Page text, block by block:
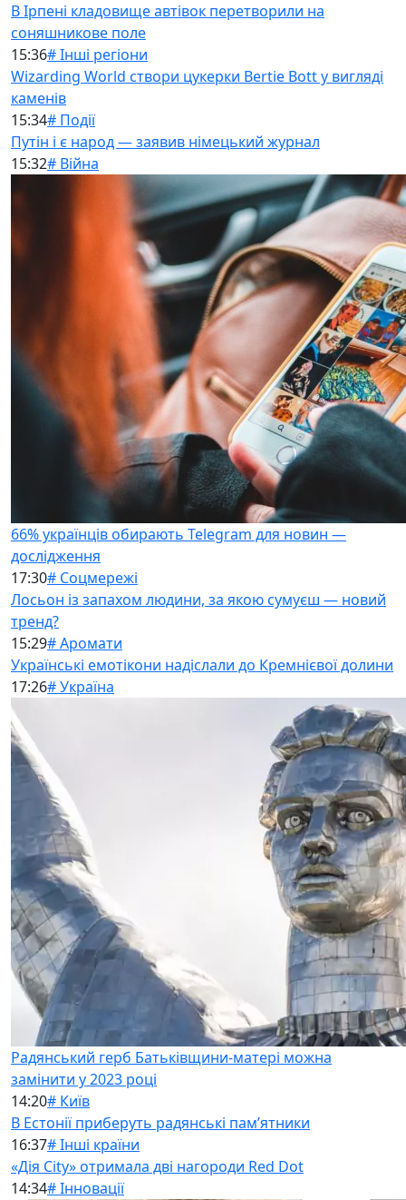
В Ірпені кладовище автівок перетворили на
соняшникове поле
15:36# Інші регіони
Wizarding World створи цукерки Bertie Bott у вигляді
каменів
15:34# Події
Путін і є народ — заявив німецький журнал
15:32# Війна
66% українців обирають Telegram для новин —
дослідження
17:30# Соцмережі
Лосьон із запахом людини, за якою сумуєш — новий
тренд?
15:29# Аромати
Українські емотікони надіслали до Кремнієвої долини
17:26# Україна
Радянський герб Батьківщини-матері можна
замінити у 2023 році
14:20# Київ
В Естонії приберуть радянські памʼятники
16:37# Інші країни
«Дія City» отримала дві нагороди Red Dot
14:34# Інновації